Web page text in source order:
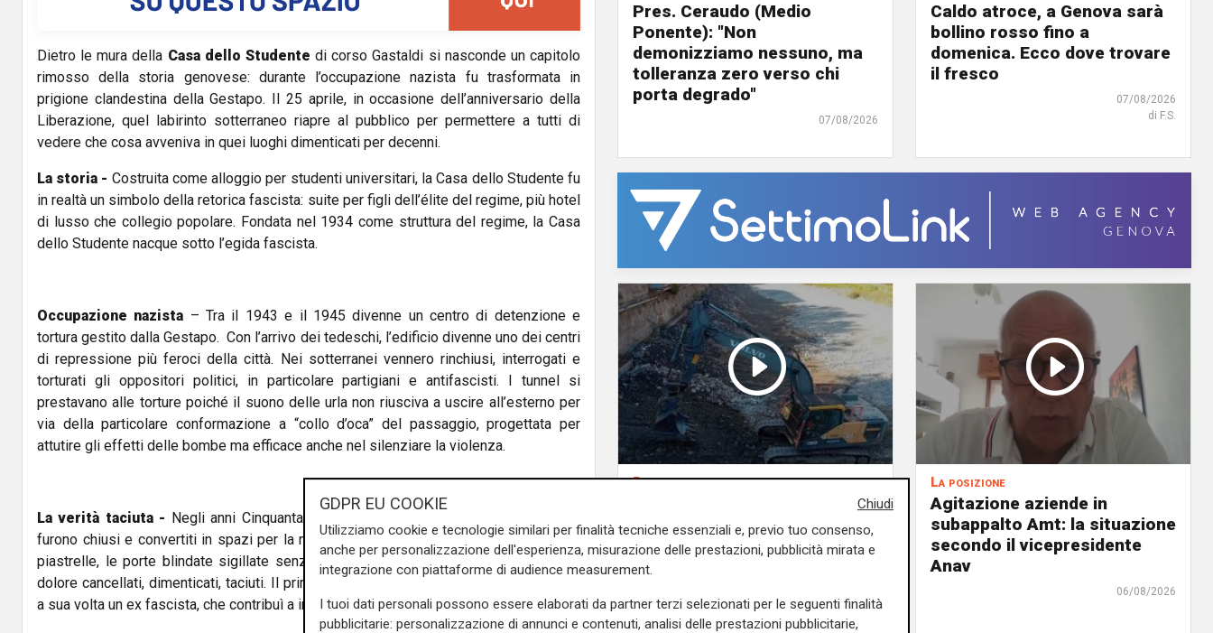
e
o
Dietro le mura della Casa dello Studentedi corso Gastaldi si nasconde un capitolo
rimosso della storia genovese: durante l’occupazione nazista fu trasformata in
prigione clandestina della Gestapo. Il 25 aprile, in occasione dell’anniversario della
Liberazione, quel labirinto sotterraneo riapre al pubblico per permettere a tutti di
vedere che cosa avveniva in quei luoghi dimenticati per decenni.
La storia - Costruita come alloggio per studenti universitari, la Casa dello Studente fu
in realtà un simbolo della retorica fascista: suite per figli dell’élite del regime, più hotel
di lusso che collegio popolare. Fondata nel 1934 come struttura del regime, la Casa
dello Studente nacque sotto l’egida fascista.
Occupazione nazista – Tra il 1943 e il 1945 divenne un centro di detenzione e
tortura gestito dalla Gestapo. Con l’arrivo dei tedeschi, l’edificio divenne uno dei centri
di repressione più feroci della città. Nei sotterranei vennero rinchiusi, interrogati e
torturati gli oppositori politici, in particolare partigiani e antifascisti. I tunnel si
prestavano alle torture poiché il suono delle urla non riusciva a uscire all’esterno per
via della particolare conformazione a “collo d’oca” del passaggio, progettata per
attutire gli effetti delle bombe ma efficace anche nel silenziare la violenza.
La verità taciuta - Negli anni Cinquanta, una volta cessate le ostilità, i sotterranei
furono chiusi e convertiti in spazi per la mensa, le scritte dei prigionieri coperte con
piastrelle, le porte blindate sigillate senza alcun riferimento alla memoria: luoghi di
dolore cancellati, dimenticati, taciuti. Il primo direttore dell’edificio nel dopoguerra era
a sua volta un ex fascista, che contribuì a insabbiare il passato.
Pres. Ceraudo (Medio
Ponente): "Non
demonizziamo nessuno, ma
tolleranza zero verso chi
porta degrado"
07/08/2026
Caldo atroce, a Genova sarà
bollino rosso fino a
domenica. Ecco dove trovare
il fresco
07/08/2026
di F.S.
Programma
all'autunno: oltre due milioni
di euro per la pulizia di rivi e
torrenti
di r.c.
La posizione
Agitazione aziende in
subappalto Amt: la situazione
secondo il vicepresidente
Anav
06/08/2026
Chiudi
GDPR EU COOKIE
Utilizziamo cookie e tecnologie similari per finalità tecniche essenziali e, previo tuo consenso,
anche per personalizzazione dell'esperienza, misurazione delle prestazioni, pubblicità mirata e
integrazione con piattaforme di audience measurement.
I tuoi dati personali possono essere elaborati da partner terzi selezionati per le seguenti finalità
pubblicitarie: personalizzazione di annunci e contenuti, analisi delle prestazioni pubblicitarie,